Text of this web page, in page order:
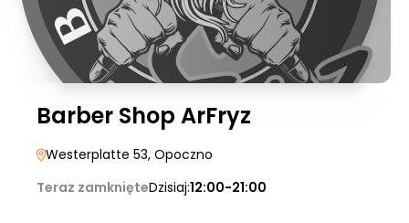
Barber Shop ArFryz
Westerplatte 53, Opoczno
Teraz zamknięteDzisiaj:12:00-21:00